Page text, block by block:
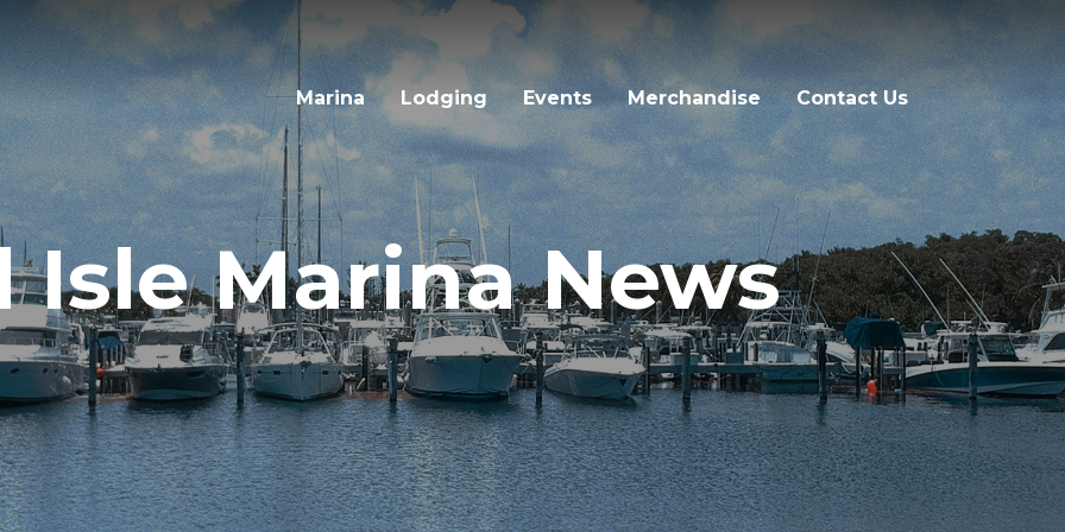
Marina
Lodging Events Merchandise Contact Us
Isle Marina News